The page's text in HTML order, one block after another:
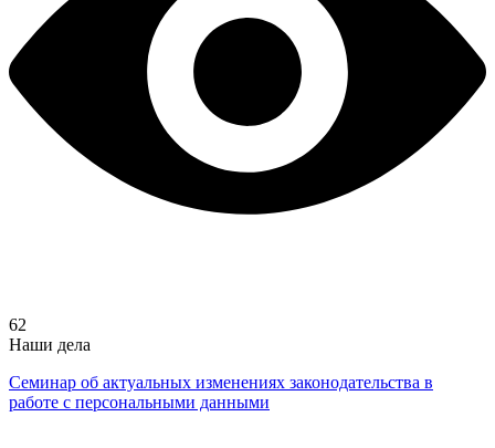
62
Наши дела
Семинар об актуальных изменениях законодательства в
работе с персональными данными